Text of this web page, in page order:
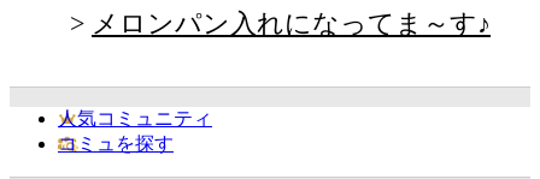
メロンパン入れになってま～す♪
人気コミュニティ
コミュを探す